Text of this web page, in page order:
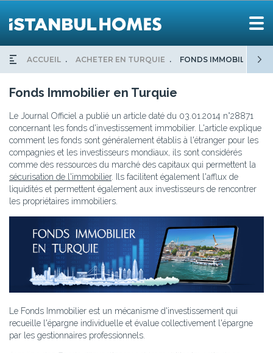
ACCUEIL ACHETER EN TURQUIE FONDS IMMOBILIER
Fonds Immobilier en Turquie
Le Journal Officiel a publié un article daté du 03.01.2014 n°28871
concernant les fonds d'investissement immobilier. L'article explique
comment les fonds sont généralement établis à l'étranger pour les
compagnies et les investisseurs mondiaux, ils sont considérés
comme des ressources du marché des capitaux qui permettent la
sécurisation de l'immobilier. Ils facilitent également l'afflux de
liquidités et permettent également aux investisseurs de rencontrer
les propriétaires immobiliers.
Le Fonds Immobilier est un mécanisme d'investissement qui
recueille l'épargne individuelle et évalue collectivement l'épargne
par les gestionnaires professionnels.